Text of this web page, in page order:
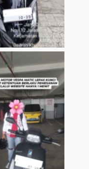
TNo Caption